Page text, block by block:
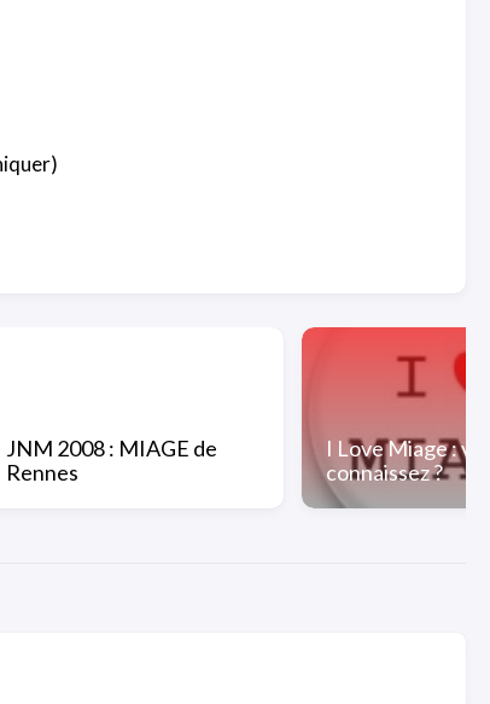
JNM 2008 : MIAGE de
Rennes
I Love Miage :
connaissez ?